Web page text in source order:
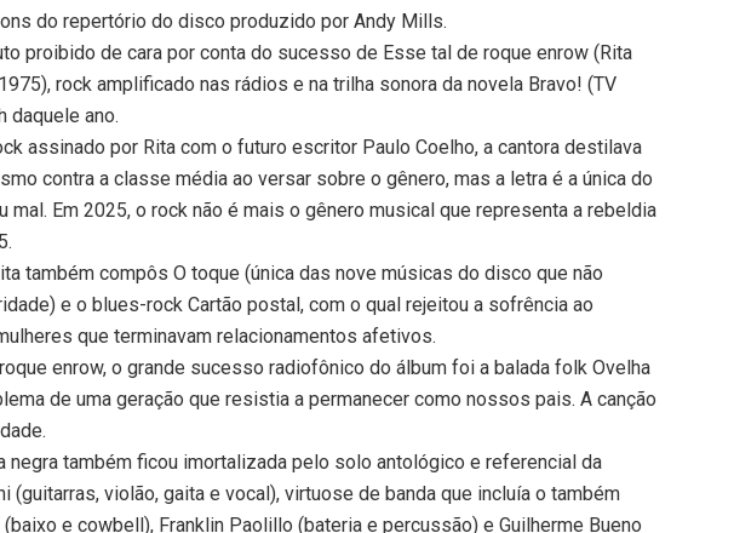
do repertório do disco produzido por Andy Mills.
proibido de cara por conta do sucesso de Esse tal de roque enrow (Rita
rock amplificado nas rádios e na trilha sonora da novela Bravo! (TV
daquele ano.
assinado por Rita com o futuro escritor Paulo Coelho, a cantora destilava
contra a classe média ao versar sobre o gênero, mas a letra é a única do
mal. Em 2025, o rock não é mais o gênero musical que representa a rebeldia
também compôs O toque (única das nove músicas do disco que não
e o blues-rock Cartão postal, com o qual rejeitou a sofrência ao
que terminavam relacionamentos afetivos.
enrow, o grande sucesso radiofônico do álbum foi a balada folk Ovelha
de uma geração que resistia a permanecer como nossos pais. A canção
negra também ficou imortalizada pelo solo antológico e referencial da
(guitarras, violão, gaita e vocal), virtuose de banda que incluía o também
e cowbell), Franklin Paolillo (bateria e percussão) e Guilherme Bueno